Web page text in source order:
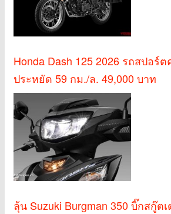
Honda Dash 125 2026 รถสปอร์
ประหยัด 59 กม./ล. 49,000 บาท
ลุ้น Suzuki Burgman 350 บิ๊กสกู๊ต